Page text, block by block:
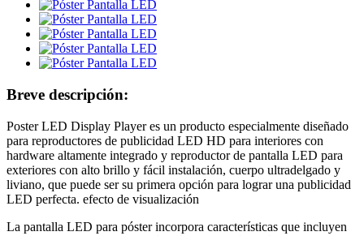
Breve descripción:
Poster LED Display Player es un producto especialmente diseñado
para reproductores de publicidad LED HD para interiores con
hardware altamente integrado y reproductor de pantalla LED para
exteriores con alto brillo y fácil instalación, cuerpo ultradelgado y
liviano, que puede ser su primera opción para lograr una publicidad
LED perfecta. efecto de visualización
La pantalla LED para póster incorpora características que incluyen